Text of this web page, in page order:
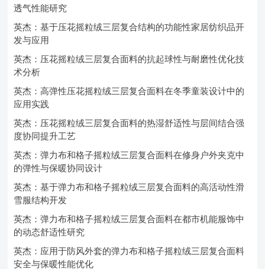
透气性能研究
英杰：基于压花摇粒绒三层复合结构的功能性家居纺织品开
发与应用
英杰：压花摇粒绒三层复合面料的抗起球性与耐磨性优化技
术分析
英杰：高弹性压花摇粒绒三层复合面料在冬季童装设计中的
应用实践
英杰：压花摇粒绒三层复合面料的热湿舒适性与层间结合强
度协同提升工艺
英杰：弹力布和格子摇粒绒三层复合面料在修身户外夹克中
的弹性与保暖协同设计
英杰：基于弹力布和格子摇粒绒三层复合面料的高活动性滑
雪服结构开发
英杰：弹力布和格子摇粒绒三层复合面料在都市机能服饰中
的动态舒适性研究
英杰：应用于防风外套的弹力布和格子摇粒绒三层复合面料
安全与保暖性能优化